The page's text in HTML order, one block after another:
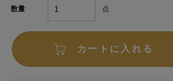
数量 点
カートに入れる